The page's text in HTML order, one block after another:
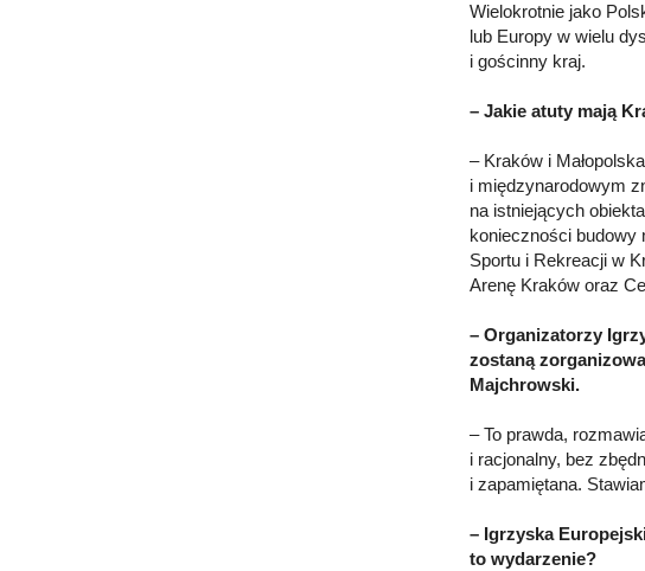
Wielokrotnie jako
lub Europy w wielu
i gościnny kraj.
– Jakie atuty mają
– Kraków i
i międzynarodowym
na istniejących
konieczności budowy
Sportu i Rekreacji w
Arenę Kraków oraz
– Organizatorzy
zostaną
Majchrowski.
– To prawda,
i racjonalny, bez
i zapamiętana.
– Igrzyska
to wydarzenie?